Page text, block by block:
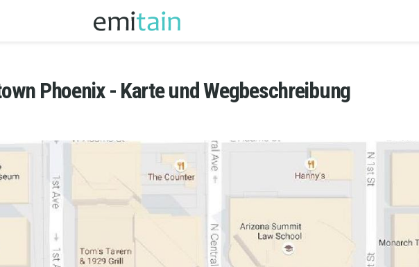
Phoenix - Karte und Wegbeschreibung